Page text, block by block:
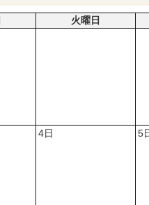
火曜日
4日 5